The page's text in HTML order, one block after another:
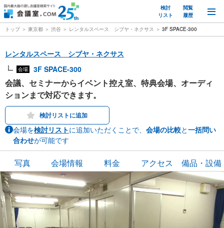
検討
リスト
閲覧
履歴
トップ 東京都 渋谷 レンタルスペース シブヤ・ネクサス 3F SPACE-300
レンタルスペース シブヤ・ネクサス
会場 3F SPACE-300
会議、セミナーからイベント控え室、特典会場、オーディ
ションまで対応できます。
検討リストに追加
会場を検討リストに追加いただくことで、 会場の比較と一括問い
合わせが可能です
写真 会場情報 料金 アクセス 備品・設備